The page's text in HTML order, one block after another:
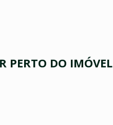
PERTO DO IMÓVEL